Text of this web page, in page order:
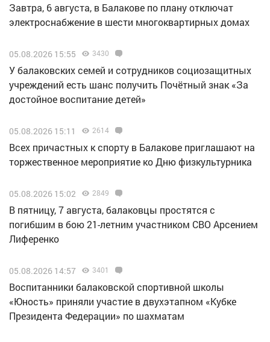
Завтра, 6 августа, в Балакове по плану отключат
электроснабжение в шести многоквартирных домах
05.08.2026 15:55 3430
У балаковских семей и сотрудников социозащитных
учреждений есть шанс получить Почётный знак «За
достойное воспитание детей»
05.08.2026 15:11 2614
Всех причастных к спорту в Балакове приглашают на
торжественное мероприятие ко Дню физкультурника
05.08.2026 15:02 2849
В пятницу, 7 августа, балаковцы простятся с
погибшим в бою 21-летним участником СВО Арсением
Лиференко
05.08.2026 14:57 3401
Воспитанники балаковской спортивной школы
«Юность» приняли участие в двухэтапном «Кубке
Президента Федерации» по шахматам